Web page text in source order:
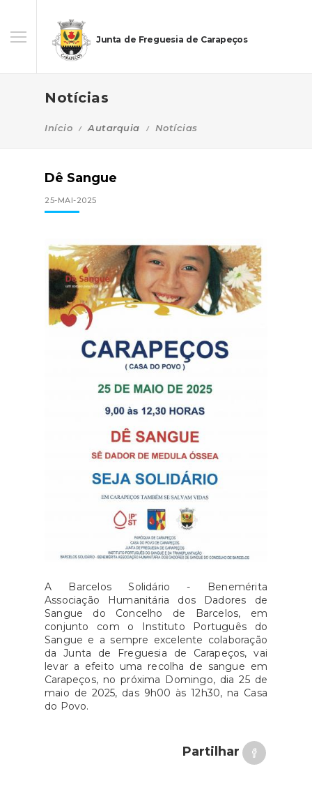
Junta de Freguesia de Carapeços
Notícias
Início Autarquia Notícias
Dê Sangue
25-MAI-2025
A Barcelos Solidário - Benemérita
Associação Humanitária dos Dadores de
Sangue do Concelho de Barcelos, em
conjunto com o Instituto Português do
Sangue e a sempre excelente colaboração
da Junta de Freguesia de Carapeços, vai
levar a efeito uma recolha de sangue em
Carapeços, no próxima Domingo, dia 25 de
maio de 2025, das 9h00 às 12h30, na Casa
do Povo.
Partilhar